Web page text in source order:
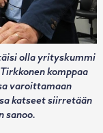
olla yrityskummi
komppaa
varoittamaan
katseet siirretään
sanoo.